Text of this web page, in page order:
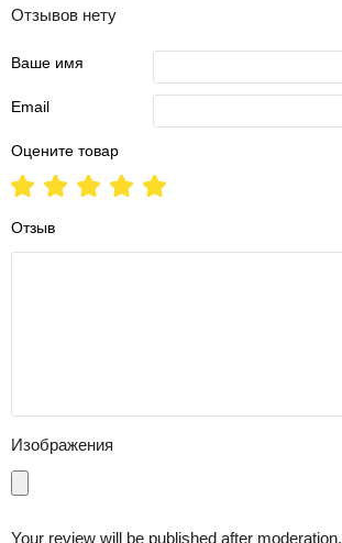
Отзывов нету
Ваше имя
Email
Оцените товар
Отзыв
Изображения
Your review will be published after moderation.